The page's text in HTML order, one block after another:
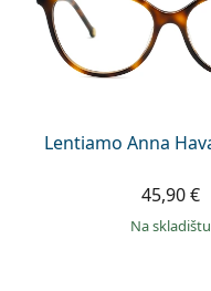
Lentiamo Anna
45,90 €
na skladištu